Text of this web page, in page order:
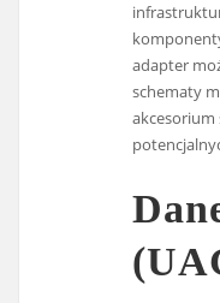
adapter
schematy
akcesorium